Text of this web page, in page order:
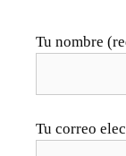
Tu nombre
Tu correo